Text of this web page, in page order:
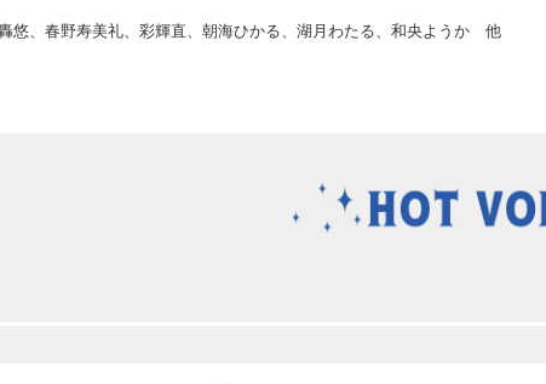
悠、春野寿美礼、彩輝直、朝海ひかる、湖月わたる、和央ようか 他